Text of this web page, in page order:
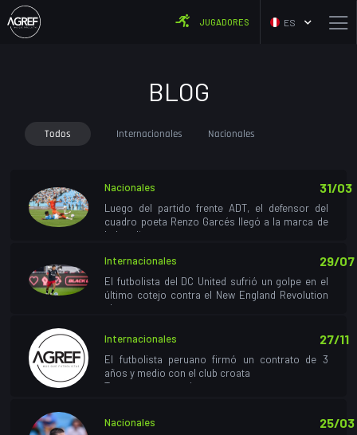
ES
JUGADORES
BLOG
Todos Internacionales Nacionales
31/03
Nacionales
Luego del partido frente ADT, el defensor del
cuadro poeta Renzo Garcés llegó a la marca de
haber dispu...
29/07
Internacionales
El futbolista del DC United sufrió un golpe en el
último cotejo contra el New England Revolution
el pas...
27/11
Internacionales
El futbolista peruano firmó un contrato de 3
años y medio con el club croata
Tras su paso por el...
25/03
Nacionales